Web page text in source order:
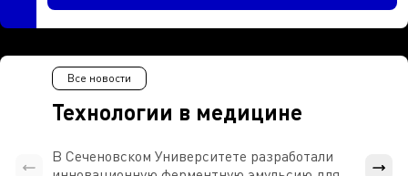
Технологии в медицине
Все новости
В Сеченовском Университете разработали